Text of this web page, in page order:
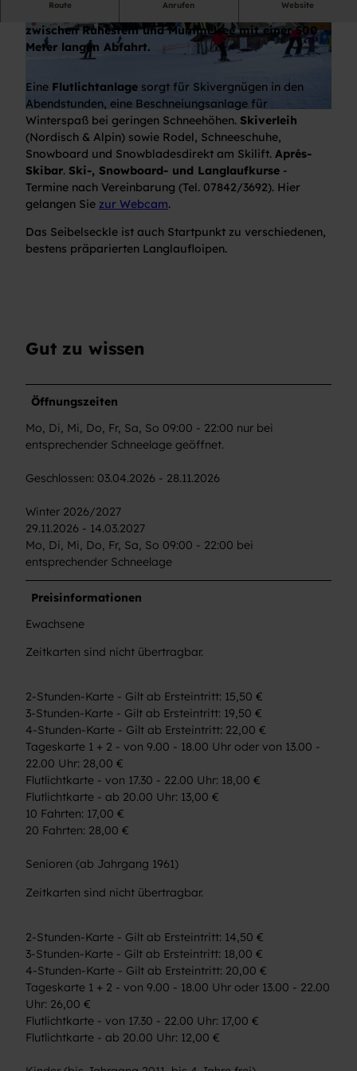
© Nationalparkregion Schwarzwald - Achertal, Tourist-Info. Seebach | CC-BY-NC-SA
© Nationalparkregion Schwarzwald - Achertal, T
ourist-Info. Seebach - Manuela Epting |
CC-BY-SA
© Nationalparkregion Schwarzwald - Achertal, T
ourist-Info. Seebach - Manuela Epting |
CC-BY-SA
Route Anrufen Website
zwischen Ruhestein und Mummelsee mit einer 500
Meter langen Abfahrt.
Eine Flutlichtanlage sorgt für Skivergnügen in den
Abendstunden, eine Beschneiungsanlage für
Winterspaß bei geringen Schneehöhen. Skiverleih
(Nordisch & Alpin) sowie Rodel, Schneeschuhe,
Snowboard und Snowbladesdirekt am Skilift. Aprés-
Skibar. Ski-, Snowboard- und Langlaufkurse -
Termine nach Vereinbarung (Tel. 07842/3692). Hier
gelangen Sie zur Webcam.
Das Seibelseckle ist auch Startpunkt zu verschiedenen,
bestens präparierten Langlaufloipen.
Gut zu wissen
Öffnungszeiten
Mo, Di, Mi, Do, Fr, Sa, So 09:00 - 22:00 nur bei
entsprechender Schneelage geöffnet.
Geschlossen: 03.04.2026 - 28.11.2026
Winter 2026/2027
29.11.2026 - 14.03.2027
Mo, Di, Mi, Do, Fr, Sa, So 09:00 - 22:00 bei
entsprechender Schneelage
Preisinformationen
Ewachsene
Zeitkarten sind nicht übertragbar.
2-Stunden-Karte - Gilt ab Ersteintritt: 15,50 €
3-Stunden-Karte - Gilt ab Ersteintritt: 19,50 €
4-Stunden-Karte - Gilt ab Ersteintritt: 22,00 €
Tageskarte 1 + 2 - von 9.00 - 18.00 Uhr oder von 13.00 -
22.00 Uhr: 28,00 €
Flutlichtkarte - von 17.30 - 22.00 Uhr: 18,00 €
Flutlichtkarte - ab 20.00 Uhr: 13,00 €
10 Fahrten: 17,00 €
20 Fahrten: 28,00 €
Senioren (ab Jahrgang 1961)
Zeitkarten sind nicht übertragbar.
2-Stunden-Karte - Gilt ab Ersteintritt: 14,50 €
3-Stunden-Karte - Gilt ab Ersteintritt: 18,00 €
4-Stunden-Karte - Gilt ab Ersteintritt: 20,00 €
Tageskarte 1 + 2 - von 9.00 - 18.00 Uhr oder 13.00 - 22.00
Uhr: 26,00 €
Flutlichtkarte - von 17.30 - 22.00 Uhr: 17,00 €
Flutlichtkarte - ab 20.00 Uhr: 12,00 €